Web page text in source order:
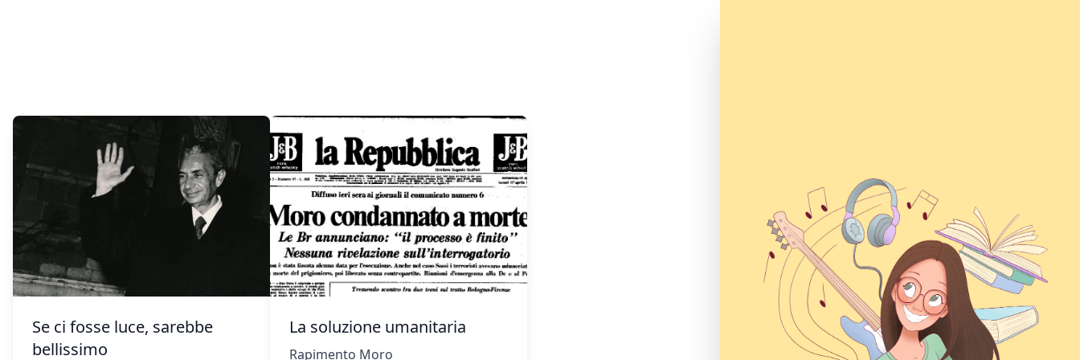
Se ci fosse luce, sarebbe
bellissimo
La soluzione umanitaria
Rapimento Moro